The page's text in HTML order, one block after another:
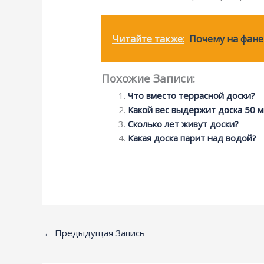
Читайте также: Почему на
Похожие Записи:
Что вместо террасной доски?
Какой вес выдержит доска 50
Сколько лет живут доски?
Какая доска парит над водой?
← Предыдущая Запись